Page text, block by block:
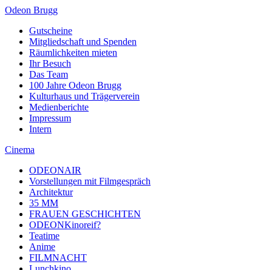
Odeon Brugg
Gutscheine
Mitgliedschaft und Spenden
Räumlichkeiten mieten
Ihr Besuch
Das Team
100 Jahre Odeon Brugg
Kulturhaus und Trägerverein
Medienberichte
Impressum
Intern
Cinema
ODEONAIR
Vorstellungen mit Filmgespräch
Architektur
35 MM
FRAUEN GESCHICHTEN
ODEONKinoreif?
Teatime
Anime
FILMNACHT